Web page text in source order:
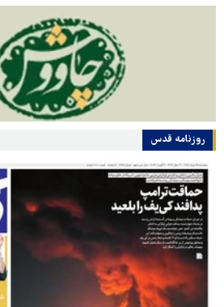
روزنامه قدس